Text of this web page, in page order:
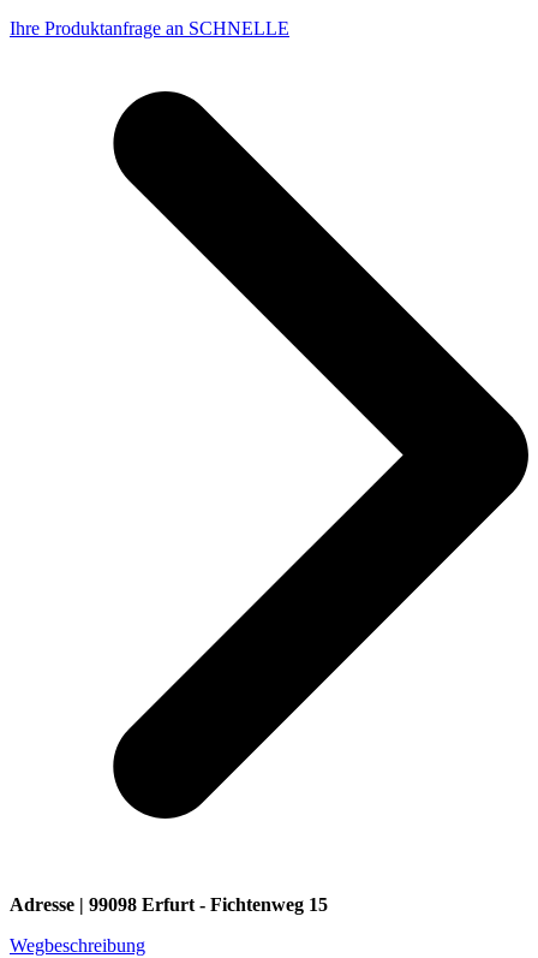
Ihre Produktanfrage an SCHNELLE
Adresse | 99098 Erfurt - Fichtenweg 15
Wegbeschreibung